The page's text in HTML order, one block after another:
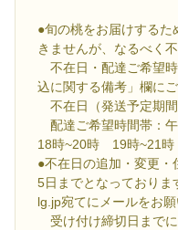
●旬の桃をお届けする
きませんが、なるべく
不在日・配達ご希望
込に関する備考」欄にご
不在日（発送予定期間
配達ご希望時間帯：
18時~20時 19時~21時
●不在日の追加・変更・
5日までとなっておりま
lg.jp宛てにメールをお願
受け付け締切日まで